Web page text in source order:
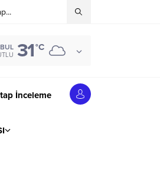
31°C
İnceleme